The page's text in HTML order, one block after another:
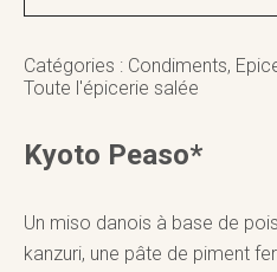
Catégories : Condiments,
Toute l'épicerie salée
Kyoto Peaso*
Un miso danois à base de
kanzuri, une pâte de piment